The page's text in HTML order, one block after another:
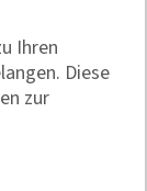
Ihren
Diese
zur